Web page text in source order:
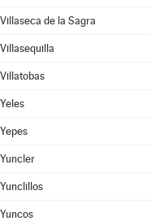
Villaseca de la Sagra
Villasequilla
Villatobas
Yeles
Yepes
Yuncler
Yunclillos
Yuncos